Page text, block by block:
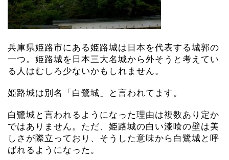
兵庫県姫路市にある姫路城は日本を代表する城郭の
一つ。姫路城を日本三大名城から外そうと考えてい
る人はむしろ少ないかもしれません。
姫路城は別名「白鷺城」と言われてます。
白鷺城と言われるようになった理由は複数あり定か
ではありません。ただ、姫路城の白い漆喰の壁は美
しさが際立っており、そうした意味から白鷺城と呼
ばれるようになった。